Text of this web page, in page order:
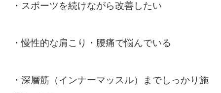
・スポーツを続けながら改善したい
・慢性的な肩こり・腰痛で悩んでいる
・深層筋（インナーマッスル）までしっかり施